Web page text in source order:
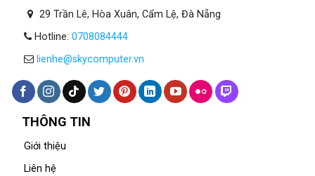
29 Trần Lê, Hòa Xuân, Cẩm Lệ, Đà Nẵng
Hotline: 0708084444
lienhe@skycomputer.vn
THÔNG TIN
Giới thiệu
Liên hệ